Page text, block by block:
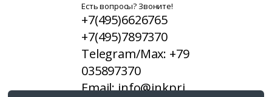
Есть вопросы? Звоните!
+7(495)6626765
+7(495)7897370
Telegram/Max: +79
035897370
Email: info@inkpri